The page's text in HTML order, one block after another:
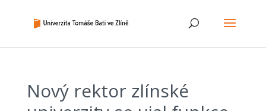
Nový rektor zlínské